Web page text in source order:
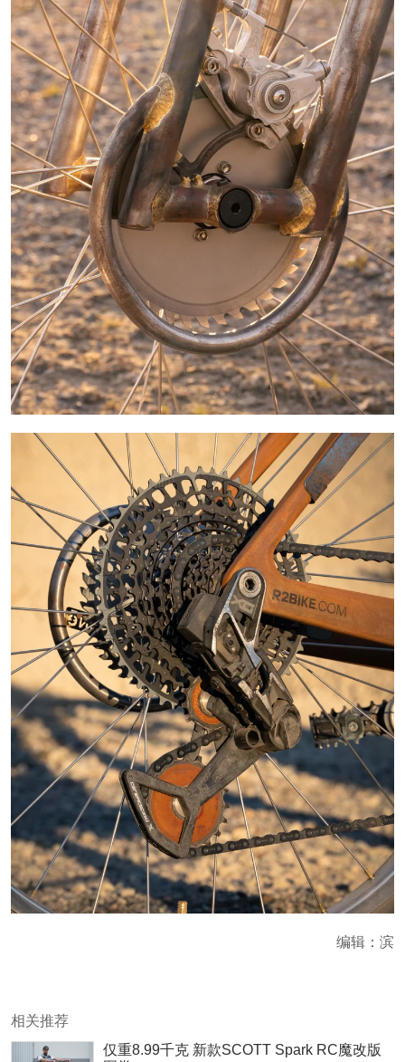
编辑：滨
相关推荐
仅重8.99千克 新款SCOTT Spark RC魔改版